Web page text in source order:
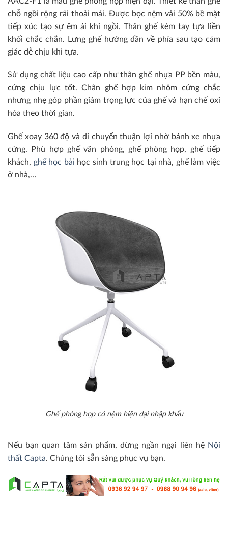
chỗ ngồi rộng rãi thoải mái. Được bọc nệm vải 50% bề mặt
tiếp xúc tạo sự êm ái khi ngồi. Thân ghế kèm tay tựa liền
khối chắc chắn. Lưng ghế hướng dần về phía sau tạo cảm
giác dễ chịu khi tựa.
Sử dụng chất liệu cao cấp như thân ghế nhựa PP bền màu,
cứng chịu lực tốt. Chân ghế hợp kim nhôm cứng chắc
nhưng nhẹ góp phần giảm trọng lực của ghế và hạn chế oxi
hóa theo thời gian.
Ghế xoay 360 độ và di chuyển thuận lợi nhờ bánh xe nhựa
cứng. Phù hợp ghế văn phòng, ghế phòng họp, ghế tiếp
khách, ghế học bài học sinh trung học tại nhà, ghế làm việc
ở nhà,…
Ghế phòng họp có nệm hiện đại nhập khẩu
Nếu bạn quan tâm sản phẩm, đừng ngần ngại liên hệ Nội
thất Capta. Chúng tôi sẵn sàng phục vụ bạn.